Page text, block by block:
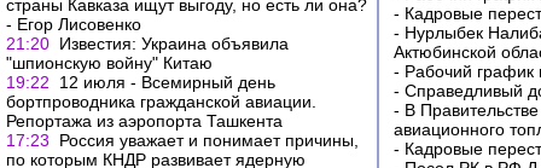
страны Кавказа ищут выгоду, но есть ли она?
- Егор Лисовенко
21:20 Известия: Украина объявила
"шпионскую войну" Китаю
19:22
12 июля - Всемирный день
бортпроводника гражданской авиации.
Репортажа из аэропорта Ташкента
17:23
Россия уважает и понимает причины,
по которым КНДР развивает ядерную
- Кадровые
- Нурлыбек
Актюбинской
- Рабочий график
- Справедливый
- В
авиационного
- Кадровые